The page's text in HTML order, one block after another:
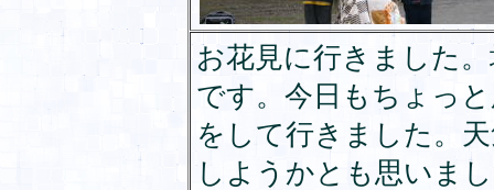
お花見に行きました
です。今日もちょっ
をして行きました。
しようかとも思いま